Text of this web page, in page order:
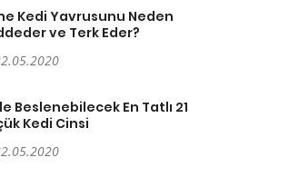
Kedi Yavrusunu Neden
ve Terk Eder?
Beslenebilecek En Tatlı 21
Kedi Cinsi